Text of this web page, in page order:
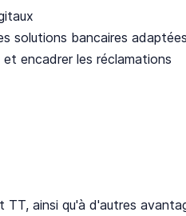
solutions bancaires adaptées
encadrer les réclamations
ainsi qu'à d'autres